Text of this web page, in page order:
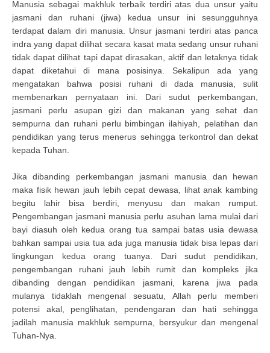
Manusia sebagai makhluk terbaik terdiri atas dua unsur yaitu
jasmani dan ruhani (jiwa) kedua unsur ini sesungguhnya
terdapat dalam diri manusia. Unsur jasmani terdiri atas panca
indra yang dapat dilihat secara kasat mata sedang unsur ruhani
tidak dapat dilihat tapi dapat dirasakan, aktif dan letaknya tidak
dapat diketahui di mana posisinya. Sekalipun ada yang
mengatakan bahwa posisi ruhani di dada manusia, sulit
membenarkan pernyataan ini. Dari sudut perkembangan,
jasmani perlu asupan gizi dan makanan yang sehat dan
sempurna dan ruhani perlu bimbingan ilahiyah, pelatihan dan
pendidikan yang terus menerus sehingga terkontrol dan dekat
kepada Tuhan.
Jika dibanding perkembangan jasmani manusia dan hewan
maka fisik hewan jauh lebih cepat dewasa, lihat anak kambing
begitu lahir bisa berdiri, menyusu dan makan rumput.
Pengembangan jasmani manusia perlu asuhan lama mulai dari
bayi diasuh oleh kedua orang tua sampai batas usia dewasa
bahkan sampai usia tua ada juga manusia tidak bisa lepas dari
lingkungan kedua orang tuanya. Dari sudut pendidikan,
pengembangan ruhani jauh lebih rumit dan kompleks jika
dibanding dengan pendidikan jasmani, karena jiwa pada
mulanya tidaklah mengenal sesuatu, Allah perlu memberi
potensi akal, penglihatan, pendengaran dan hati sehingga
jadilah manusia makhluk sempurna, bersyukur dan mengenal
Tuhan-Nya.